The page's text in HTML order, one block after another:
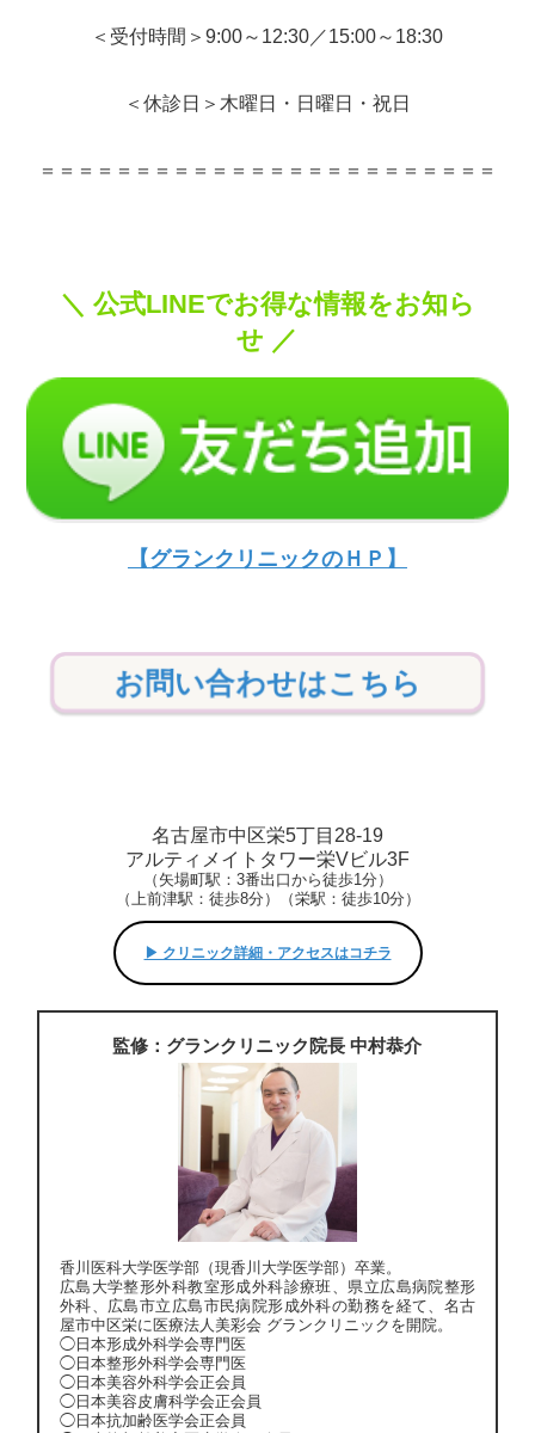
＜受付時間＞9:00～12:30／15:00～18:30
＜休診日＞木曜日・日曜日・祝日
＝＝＝＝＝＝＝＝＝＝＝＝＝＝＝＝＝＝＝＝＝＝＝＝
＼ 公式LINEでお得な情報をお知ら
せ ／
【グランクリニックのＨＰ】
お問い合わせはこちら
名古屋市中区栄5丁目28-19
アルティメイトタワー栄Vビル3F
（矢場町駅：3番出口から徒歩1分）
（上前津駅：徒歩8分）（栄駅：徒歩10分）
▶︎ クリニック詳細・アクセスはコチラ
監修：グランクリニック院長 中村恭介
香川医科大学医学部（現香川大学医学部）卒業。
広島大学整形外科教室形成外科診療班、県立広島病院整形
外科、広島市立広島市民病院形成外科の勤務を経て、名古
屋市中区栄に医療法人美彩会 グランクリニックを開院。
◯日本形成外科学会専門医
◯日本整形外科学会専門医
◯日本美容外科学会正会員
◯日本美容皮膚科学会正会員
◯日本抗加齢医学会正会員